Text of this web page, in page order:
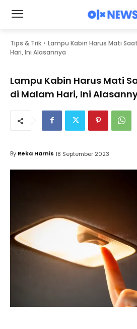
Tips & Trik
Lampu Kabin Harus Mati
Hari, Ini Alasannya
Lampu Kabin Harus Mati
di Malam Hari, Ini
By Reka Harnis 18 September 2023